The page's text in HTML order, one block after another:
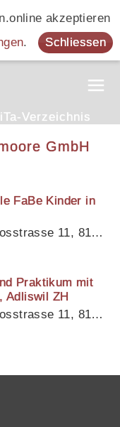
akzeptieren
. Schliessen
Verzeichnis
GmbH
FaBe Kinder in
Kita Imoore GmbH, Moosstrasse 11, 8134 Adliswil
Praktikum mit
Adliswil ZH
Kita Imoore GmbH, Moosstrasse 11, 8134 Adliswil